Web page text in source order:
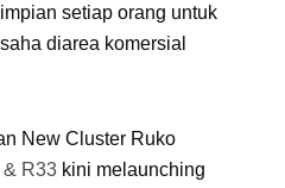
setiap orang untuk
diarea komersial
New Cluster Ruko
& R33 kini melaunching